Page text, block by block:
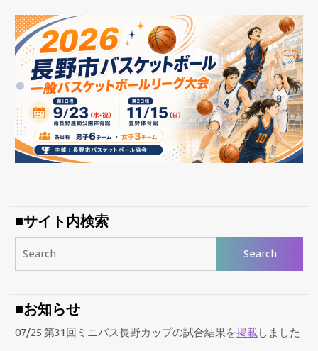
ナ
ビ
ゲ
ー
シ
ョ
ン
■サイト内検索
for:
■お知らせ
07/25 第31回ミニバス長野カップの試合結果を掲載しました